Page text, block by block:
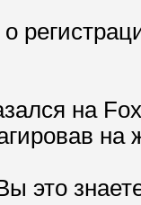
на
это